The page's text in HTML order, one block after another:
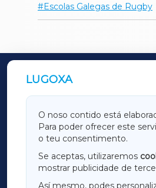
Escolas Galegas de Rugby
LUGOXA
O noso contido está
Para poder ofrecer este
o teu consentimento.
Se aceptas, utilizaremos
mostrar publicidade de
Así mesmo, podes
OUTROS PERIÓDICOS
GALICIAXA
AMARIÑAXA
OURENSEXA